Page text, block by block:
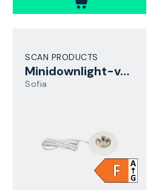
SCAN PRODUCTS
Minidownlight-valaisin
Sofia